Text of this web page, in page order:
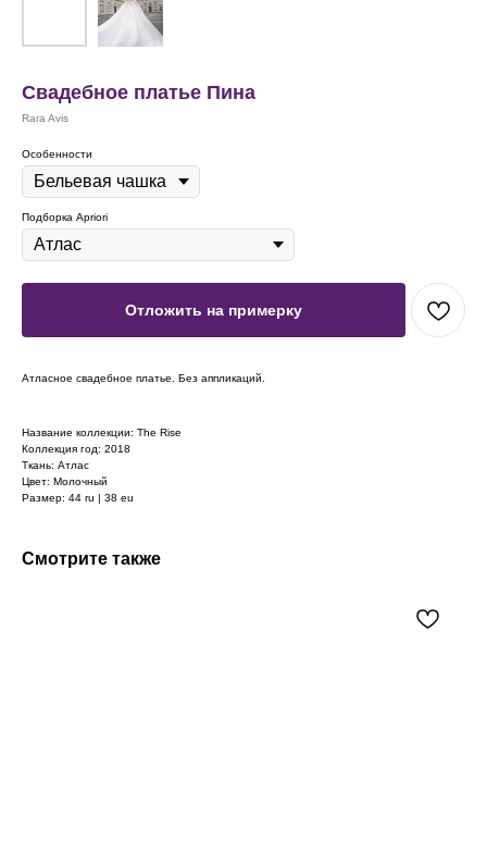
Свадебное платье Пина
Rara Avis
Особенности
Подборка Apriori
Отложить на примерку
Атласное свадебное платье. Без аппликаций.
Название коллекции: The Rise
Коллекция год: 2018
Ткань: Атлас
Цвет: Молочный
Размер: 44 ru | 38 eu
Смотрите также